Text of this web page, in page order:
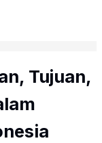
Tujuan,